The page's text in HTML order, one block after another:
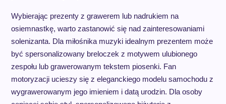
Wybierając prezenty z grawerem lub nadrukiem na
osiemnastkę, warto zastanowić się nad zainteresowaniami
solenizanta. Dla miłośnika muzyki idealnym prezentem może
być spersonalizowany breloczek z motywem ulubionego
zespołu lub grawerowanym tekstem piosenki. Fan
motoryzacji ucieszy się z eleganckiego modelu samochodu z
wygrawerowanym jego imieniem i datą urodzin. Dla osoby